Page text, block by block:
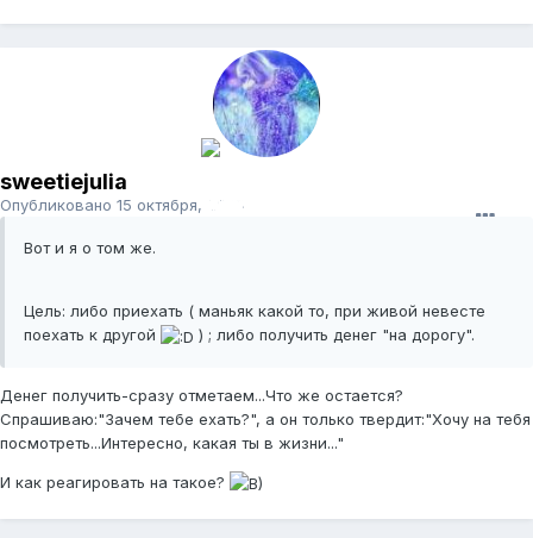
sweetiejulia
Опубликовано 15 октября, 2008
Вот и я о том же.
Цель: либо приехать ( маньяк какой то, при живой невесте
поехать к другой
) ; либо получить денег "на дорогу".
Денег получить-сразу отметаем...Что же остается?
Спрашиваю:"Зачем тебе ехать?", а он только твердит:"Хочу на тебя
посмотреть...Интересно, какая ты в жизни..."
И как реагировать на такое?